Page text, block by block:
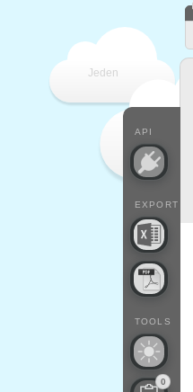
Jeden
API
EXPORT
TOOLS
0